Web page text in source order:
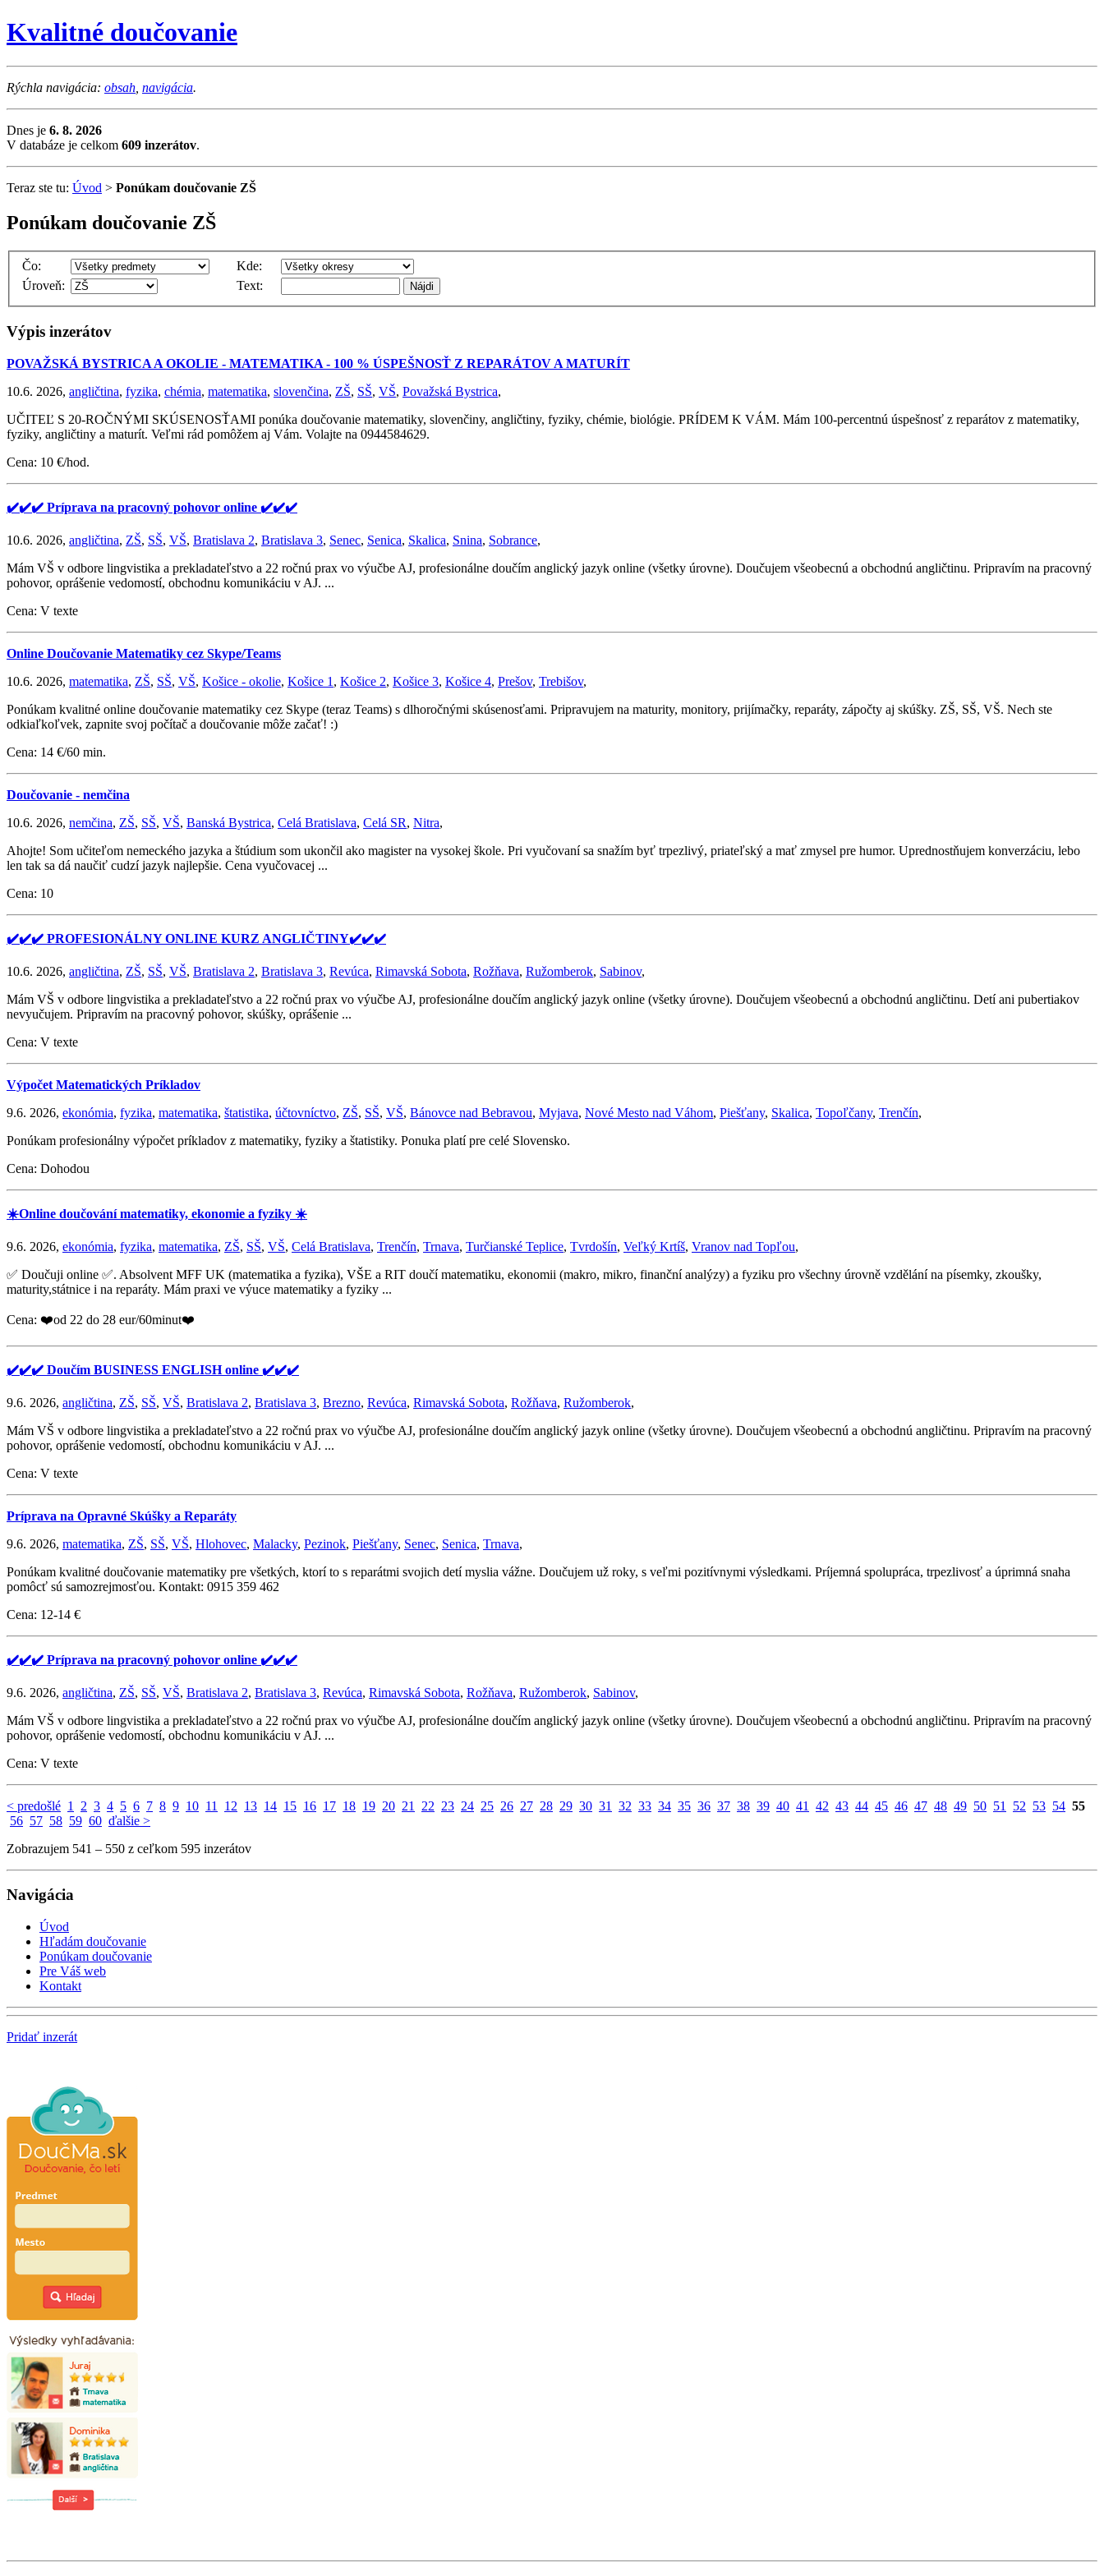
Kvalitné doučovanie
Rýchla navigácia: obsah navigácia.
Dnes je 6. 8. 2026
V databáze je celkom 609 inzerátov.
Teraz ste tu: Úvod > Ponúkam doučovanie ZŠ
Ponúkam doučovanie ZŠ
Čo:
Kde:
Úroveň:
Text:
Výpis inzerátov
POVAŽSKÁ BYSTRICA A OKOLIE - MATEMATIKA - 100 % ÚSPEŠNOSŤ Z REPARÁTOV A MATURÍT
10.6. 2026, angličtina, fyzika, chémia, matematika, slovenčina, ZŠ, SŠ, VŠ, Považská Bystrica,
UČITEĽ S 20-ROČNÝMI SKÚSENOSŤAMI ponúka doučovanie matematiky, slovenčiny, angličtiny, fyziky, chémie, biológie. PRÍDEM K VÁM. Mám 100-percentnú úspešnosť z reparátov z matematiky,
fyziky, angličtiny a maturít. Veľmi rád pomôžem aj Vám. Volajte na 0944584629.
Cena: 10 €/hod.
✔️✔️✔️ Príprava na pracovný pohovor online ✔️✔️✔️
10.6. 2026, angličtina, ZŠ, SŠ, VŠ, Bratislava 2, Bratislava 3, Senec, Senica, Skalica, Snina, Sobrance,
Mám VŠ v odbore lingvistika a prekladateľstvo a 22 ročnú prax vo výučbe AJ, profesionálne doučím anglický jazyk online (všetky úrovne). Doučujem všeobecnú a obchodnú angličtinu. Pripravím na pracovný
pohovor, oprášenie vedomostí, obchodnu komunikáciu v AJ. ...
Cena: V texte
Online Doučovanie Matematiky cez Skype/Teams
10.6. 2026, matematika, ZŠ, SŠ, VŠ, Košice - okolie, Košice 1 , Košice 2, Košice 3, Košice 4, Prešov, Trebišov,
Ponúkam kvalitné online doučovanie matematiky cez Skype (teraz Teams) s dlhoročnými skúsenosťami. Pripravujem na maturity, monitory, prijímačky, reparáty, zápočty aj skúšky. ZŠ, SŠ, VŠ. Nech ste
odkiaľkoľvek, zapnite svoj počítač a doučovanie môže začať! :)
Cena: 14 €/60 min.
Doučovanie - nemčina
10.6. 2026, nemčina, ZŠ, SŠ, VŠ, Banská Bystrica, Celá Bratislava, Celá SR, Nitra,
Ahojte! Som učiteľom nemeckého jazyka a štúdium som ukončil ako magister na vysokej škole. Pri vyučovaní sa snažím byť trpezlivý, priateľský a mať zmysel pre humor. Uprednostňujem konverzáciu, lebo
len tak sa dá naučiť cudzí jazyk najlepšie. Cena vyučovacej ...
Cena: 10
✔️✔️✔️ PROFESIONÁLNY ONLINE KURZ ANGLIČTINY✔️✔️✔️
10.6. 2026, angličtina, ZŠ, SŠ, VŠ, Bratislava 2, Bratislava 3, Revúca, Rimavská Sobota, Rožňava, Ružomberok, Sabinov,
Mám VŠ v odbore lingvistika a prekladateľstvo a 22 ročnú prax vo výučbe AJ, profesionálne doučím anglický jazyk online (všetky úrovne). Doučujem všeobecnú a obchodnú angličtinu. Detí ani pubertiakov
nevyučujem. Pripravím na pracovný pohovor, skúšky, oprášenie ...
Cena: V texte
Výpočet Matematických Príkladov
9.6. 2026, ekonómia, fyzika, matematika, štatistika, účtovníctvo, ZŠ, SŠ, VŠ, Bánovce nad Bebravou, Myjava, Nové Mesto nad Váhom, Piešťany, Skalica, Topoľčany, Trenčín,
Ponúkam profesionálny výpočet príkladov z matematiky, fyziky a štatistiky. Ponuka platí pre celé Slovensko.
Cena: Dohodou
☀️Online doučování matematiky, ekonomie a fyziky ☀️
9.6. 2026, ekonómia, fyzika, matematika, ZŠ, SŠ, VŠ, Celá Bratislava, Trenčín, Trnava, Turčianské Teplice, Tvrdošín, Veľký Krtíš, Vranov nad Topľou,
✅ Doučuji online ✅. Absolvent MFF UK (matematika a fyzika), VŠE a RIT doučí matematiku, ekonomii (makro, mikro, finanční analýzy) a fyziku pro všechny úrovně vzdělání na písemky, zkoušky,
maturity,státnice i na reparáty. Mám praxi ve výuce matematiky a fyziky ...
Cena: ❤️od 22 do 28 eur/60minut❤️
✔️✔️✔️ Doučím BUSINESS ENGLISH online ✔️✔️✔️
9.6. 2026, angličtina, ZŠ, SŠ, VŠ, Bratislava 2, Bratislava 3, Brezno, Revúca, Rimavská Sobota, Rožňava, Ružomberok,
Mám VŠ v odbore lingvistika a prekladateľstvo a 22 ročnú prax vo výučbe AJ, profesionálne doučím anglický jazyk online (všetky úrovne). Doučujem všeobecnú a obchodnú angličtinu. Pripravím na pracovný
pohovor, oprášenie vedomostí, obchodnu komunikáciu v AJ. ...
Cena: V texte
Príprava na Opravné Skúšky a Reparáty
9.6. 2026, matematika, ZŠ, SŠ, VŠ, Hlohovec, Malacky, Pezinok, Piešťany, Senec, Senica, Trnava,
Ponúkam kvalitné doučovanie matematiky pre všetkých, ktorí to s reparátmi svojich detí myslia vážne. Doučujem už roky, s veľmi pozitívnymi výsledkami. Príjemná spolupráca, trpezlivosť a úprimná snaha
pomôcť sú samozrejmosťou. Kontakt: 0915 359 462
Cena: 12-14 €
✔️✔️✔️ Príprava na pracovný pohovor online ✔️✔️✔️
9.6. 2026, angličtina, ZŠ, SŠ, VŠ, Bratislava 2, Bratislava 3, Revúca, Rimavská Sobota, Rožňava, Ružomberok, Sabinov,
Mám VŠ v odbore lingvistika a prekladateľstvo a 22 ročnú prax vo výučbe AJ, profesionálne doučím anglický jazyk online (všetky úrovne). Doučujem všeobecnú a obchodnú angličtinu. Pripravím na pracovný
pohovor, oprášenie vedomostí, obchodnu komunikáciu v AJ. ...
Cena: V texte
< predošlé 1 2 3 4 5 6 7 8 9 10 11 12 13 14 15 16 17 18 19 20 21 22 23 24 25 26 27 28 29 30 31 32 33 34 35 36 37 38 39 40 41 42 43 44 45 46 47 48 49 50 51 52 53 54 55
56 57 58 59 60 ďalšie >
Zobrazujem 541 – 550 z ceľkom 595 inzerátov
Navigácia
Úvod
Hľadám doučovanie
Ponúkam doučovanie
Pre Váš web
Kontakt
Pridať inzerát